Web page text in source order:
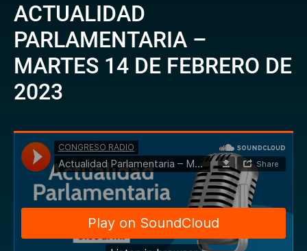
ACTUALIDAD
PARLAMENTARIA –
MARTES 14 DE FEBRERO DE
2023